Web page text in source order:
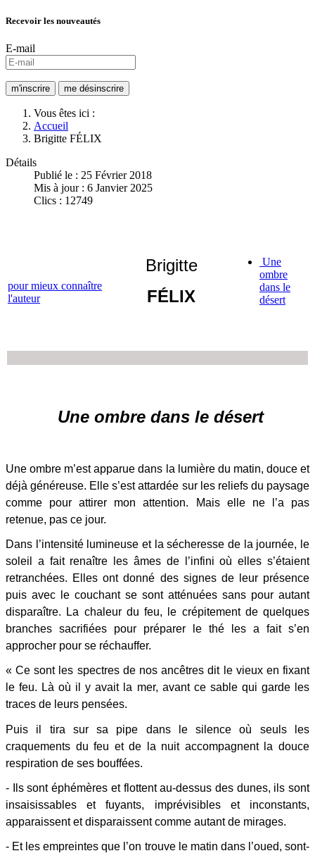
Recevoir les nouveautés
E-mail
Vous êtes ici :
Accueil
Brigitte FÉLIX
Détails
Publié le : 25 Février 2018
Mis à jour : 6 Janvier 2025
Clics : 12749
pour mieux connaître
l'auteur
Brigitte
FÉLIX
Une
ombre
dans le
désert
Une ombre dans le désert
Une ombre m’est apparue dans la lumière du matin, douce et
déjà généreuse. Elle s’est attardée sur les reliefs du paysage
comme pour attirer mon attention. Mais elle ne l’a pas
retenue, pas ce jour.
Dans l’intensité lumineuse et la sécheresse de la journée, le
soleil a fait renaître les âmes de l’infini où elles s’étaient
retranchées. Elles ont donné des signes de leur présence
puis avec le couchant se sont atténuées sans pour autant
disparaître. La chaleur du feu, le crépitement de quelques
branches sacrifiées pour préparer le thé les a fait s’en
approcher pour se réchauffer.
« Ce sont les spectres de nos ancêtres dit le vieux en fixant
le feu. Là où il y avait la mer, avant ce sable qui garde les
traces de leurs pensées.
Puis il tira sur sa pipe dans le silence où seuls les
craquements du feu et de la nuit accompagnent la douce
respiration de ses bouffées.
- Ils sont éphémères et flottent au-dessus des dunes, ils sont
insaisissables et fuyants, imprévisibles et inconstants,
apparaissent et disparaissent comme autant de mirages.
- Et les empreintes que l’on trouve le matin dans l’oued, sont-